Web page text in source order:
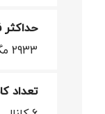
حداکثر
2933 مگاهرتز
تعداد